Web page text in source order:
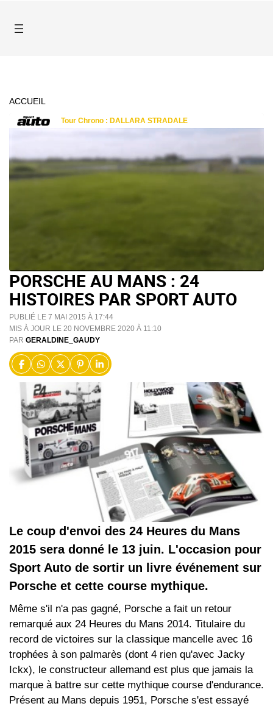
ACCUEIL
PORSCHE AU MANS : 24
HISTOIRES PAR SPORT AUTO
PUBLIÉ LE 7 MAI 2015 À 17:44
MIS À JOUR LE 20 NOVEMBRE 2020 À 11:10
PAR GERALDINE_GAUDY
Le coup d'envoi des 24 Heures du Mans
2015 sera donné le 13 juin. L'occasion pour
Sport Auto de sortir un livre événement sur
Porsche et cette course mythique.
Même s'il n'a pas gagné, Porsche a fait un retour
remarqué aux 24 Heures du Mans 2014. Titulaire du
record de victoires sur la classique mancelle avec 16
trophées à son palmarès (dont 4 rien qu'avec Jacky
Ickx), le constructeur allemand est plus que jamais la
marque à battre sur cette mythique course d'endurance.
Présent au Mans depuis 1951, Porsche s'est essayé